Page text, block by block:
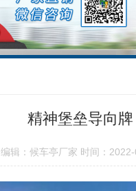
精神堡垒导向牌
编辑：候车亭厂家 时间：